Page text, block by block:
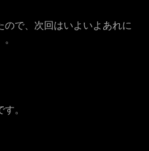
で、次回はいよいよあれに
。